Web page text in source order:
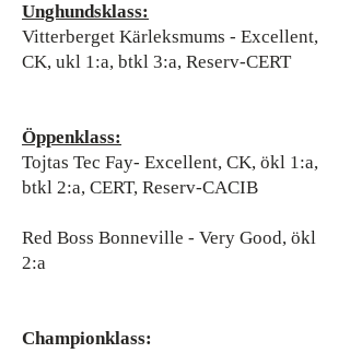
Unghundsklass:
Vitterberget Kärleksmums - Excellent,
CK, ukl 1:a, btkl 3:a, Reserv-CERT
Öppenklass:
Tojtas Tec Fay- Excellent, CK, ökl 1:a,
btkl 2:a, CERT, Reserv-CACIB
Red Boss Bonneville - Very Good, ökl
2:a
Championklass: